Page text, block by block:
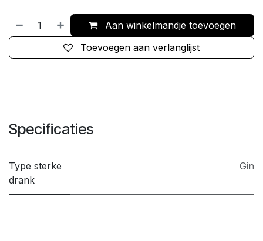
Aan winkelmandje toevoegen
Toevoegen aan verlanglijst
Specificaties
Type sterke
drank
Gin